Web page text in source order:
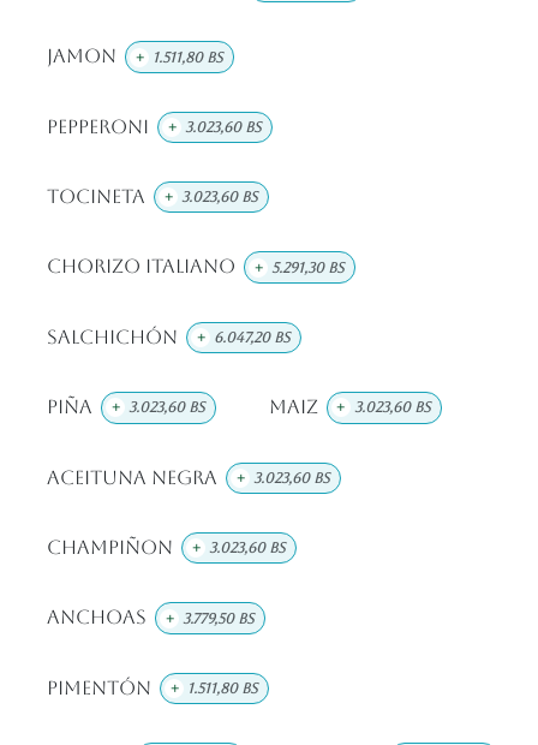
Jamon + 1.511,80Bs
Pepperoni + 3.023,60Bs
Tocineta + 3.023,60Bs
Chorizo Italiano + 5.291,30Bs
Salchichón + 6.047,20Bs
Piña + 3.023,60Bs Maiz + 3.023,60Bs
Aceituna Negra + 3.023,60Bs
Champiñon + 3.023,60Bs
Anchoas + 3.779,50Bs
Pimentón + 1.511,80Bs